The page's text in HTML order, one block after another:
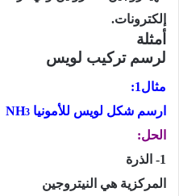
إلكترونات.
أمثلة
لرسم تركيب لويس
مثال1:
ارسم شكل لويس للأمونيا
NH3
الحل:
1- الذرة
المركزية هي النيتروجين